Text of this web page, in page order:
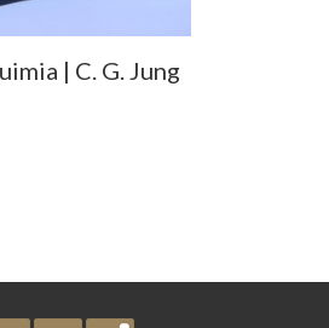
| C. G. Jung